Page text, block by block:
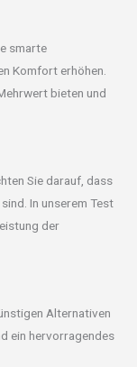
smarte
Komfort erhöhen.
bieten und
Sie darauf, dass
In unserem Test
der
Alternativen
ein hervorragendes